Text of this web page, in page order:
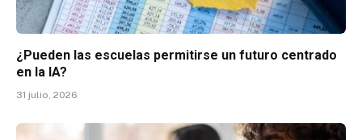
¿Pueden las escuelas permitirse un futuro centrado
en la IA?
31 julio, 2026